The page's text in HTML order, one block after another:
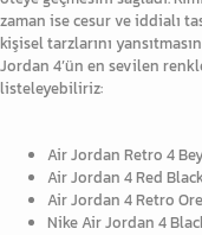
zaman ise cesur ve iddialı
kişisel tarzlarını
Jordan 4’ün en sevilen
listeleyebiliriz:
Air Jordan Retro 4
Air Jordan 4 Red
Air Jordan 4 Retro
Nike Air Jordan 4